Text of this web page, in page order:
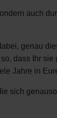
auch
genau
dass Ihr
Jahre in
sich